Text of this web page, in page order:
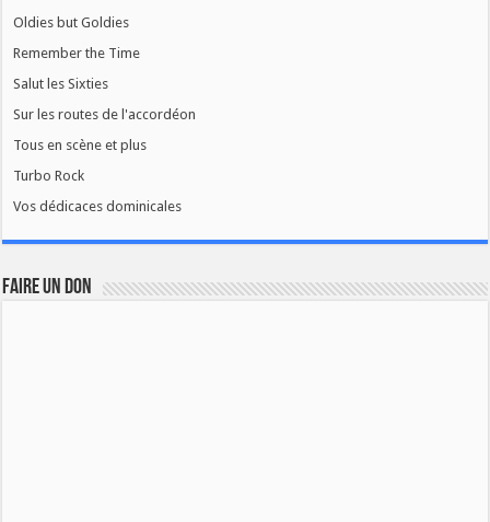
Oldies but Goldies
Remember the Time
Salut les Sixties
Sur les routes de l'accordéon
Tous en scène et plus
Turbo Rock
Vos dédicaces dominicales
FAIRE UN DON